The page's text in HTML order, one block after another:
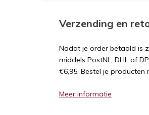
Verzending en
Nadat je order betaald is
middels PostNL, DHL of
€6,95. Bestel je
Meer informatie